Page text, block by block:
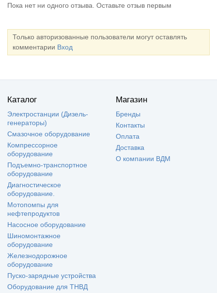
Пока нет ни одного отзыва. Оставьте отзыв первым
Только авторизованные пользователи могут оставлять
комментарии Вход
Каталог
Электростанции (Дизель-
генераторы)
Смазочное оборудование
Компрессорное
оборудование
Подъемно-транспортное
оборудование
Диагностическое
оборудование.
Мотопомпы для
нефтепродуктов
Насосное оборудование
Шиномонтажное
оборудование
Железнодорожное
оборудование
Пуско-зарядные устройства
Оборудование для ТНВД
Магазин
Бренды
Контакты
Оплата
Доставка
О компании ВДМ